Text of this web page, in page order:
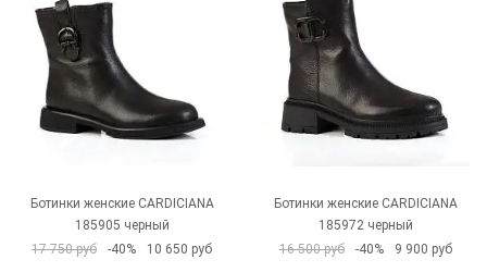
Ботинки женские CARDICIANA
185905 черный
17 750 руб
-40% 10 650 руб
Ботинки женские CARDICIANA
185972 черный
16 500 руб
-40% 9 900 руб